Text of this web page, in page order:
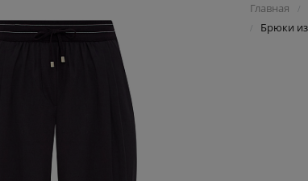
Главная /
/ Брюки